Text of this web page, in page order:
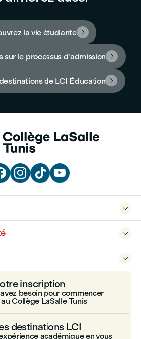
la vie étudiante 
sur le processus d'admission 
de LCI Éducation 
  



inscription
besoin pour commencer
Collège LaSalle Tunis
destinations LCI
académique en vous